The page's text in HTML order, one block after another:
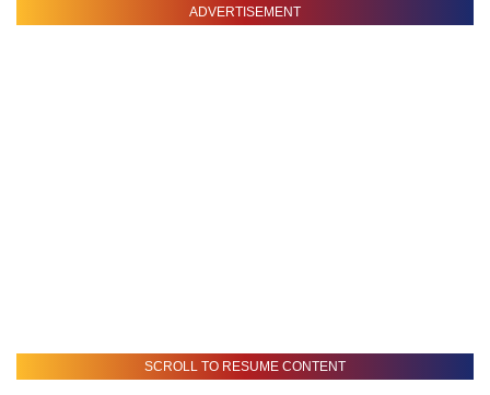
ADVERTISEMENT
SCROLL TO RESUME CONTENT